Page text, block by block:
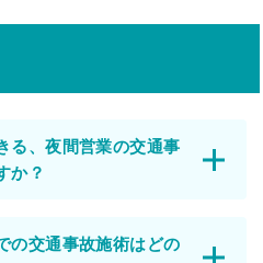
る、夜間営業の交通事
か？
の交通事故施術はどの